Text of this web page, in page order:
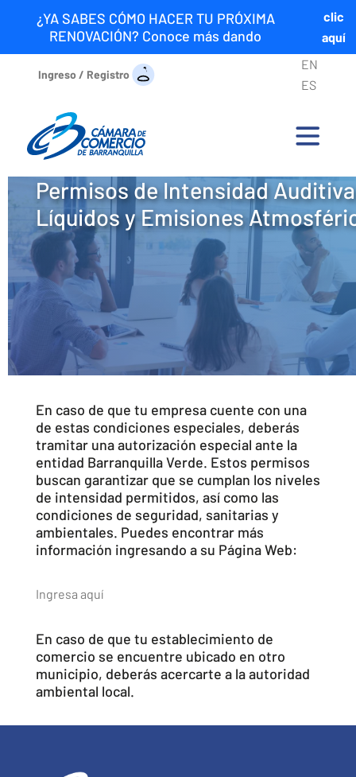
¿YA SABES CÓMO HACER TU PRÓXIMA
RENOVACIÓN? Conoce más dando
clic
aquí
Ingreso / Registro
EN
ES
Permisos de Intensidad
Líquidos y Emisiones
En caso de que tu empresa cuente con una
de estas condiciones especiales, deberás
tramitar una autorización especial ante la
entidad Barranquilla Verde. Estos permisos
buscan garantizar que se cumplan los niveles
de intensidad permitidos, así como las
condiciones de seguridad, sanitarias y
ambientales. Puedes encontrar más
información ingresando a su Página Web:
Ingresa aquí
En caso de que tu establecimiento de
comercio se encuentre ubicado en otro
municipio, deberás acercarte a la autoridad
ambiental local.